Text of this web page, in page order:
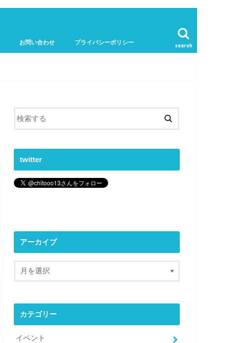
search
お問い合わせ プライバシーポリシー
twitter
アーカイブ
カテゴリー
イベント